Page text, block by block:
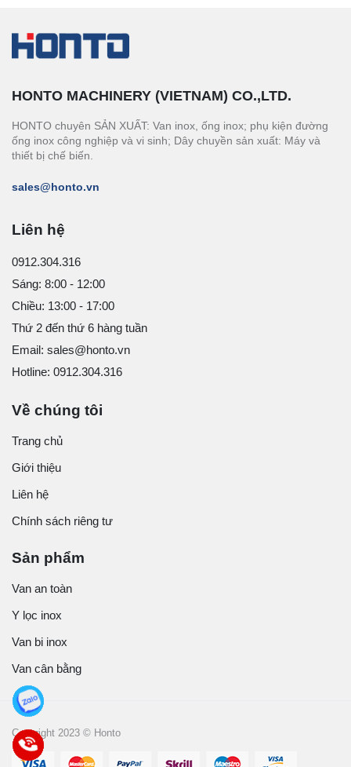
HONTO MACHINERY (VIETNAM) CO.,LTD.
HONTO chuyên SẢN XUẤT: Van inox, ống inox; phụ kiện đường
ống inox công nghiệp và vi sinh; Dây chuyền sản xuất: Máy và
thiết bị chế biến.
sales@honto.vn
Liên hệ
0912.304.316
Sáng: 8:00 - 12:00
Chiều: 13:00 - 17:00
Thứ 2 đến thứ 6 hàng tuần
Email: sales@honto.vn
Hotline: 0912.304.316
Về chúng tôi
Trang chủ
Giới thiệu
Liên hệ
Chính sách riêng tư
Sản phẩm
Van an toàn
Y lọc inox
Van bi inox
Van cân bằng
Copyright 2023 © Honto